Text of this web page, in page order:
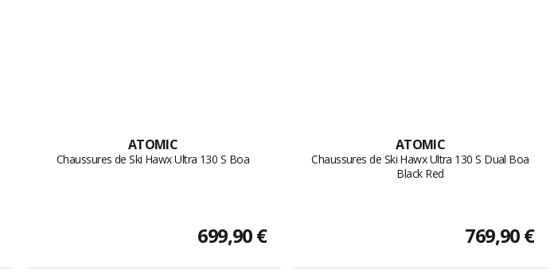
ATOMIC
Chaussures de Ski Hawx Ultra 130 S Boa
699,90 €
ATOMIC
Chaussures de Ski Hawx Ultra 130 S Dual Boa
Black Red
769,90 €